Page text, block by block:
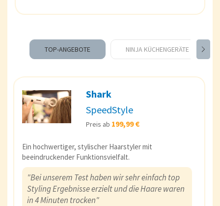
TOP-ANGEBOTE NINJA KÜCHENGERÄTE
Shark
SpeedStyle
Preis ab 199,99 €
Ein hochwertiger, stylischer Haarstyler mit
beeindruckender Funktionsvielfalt.
"Bei unserem Test haben wir sehr einfach top
Styling Ergebnisse erzielt und die Haare waren
in 4 Minuten trocken"